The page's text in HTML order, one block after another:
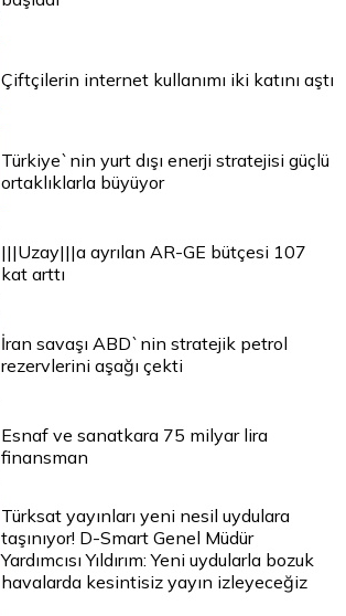
Çiftçilerin internet kullanımı iki katını aştı
Türkiye`nin yurt dışı enerji stratejisi güçlü
ortaklıklarla büyüyor
|||Uzay|||a ayrılan AR-GE bütçesi 107
kat arttı
İran savaşı ABD`nin stratejik petrol
rezervlerini aşağı çekti
Esnaf ve sanatkara 75 milyar lira
finansman
Türksat yayınları yeni nesil uydulara
taşınıyor! D-Smart Genel Müdür
Yardımcısı Yıldırım: Yeni uydularla bozuk
havalarda kesintisiz yayın izleyeceğiz